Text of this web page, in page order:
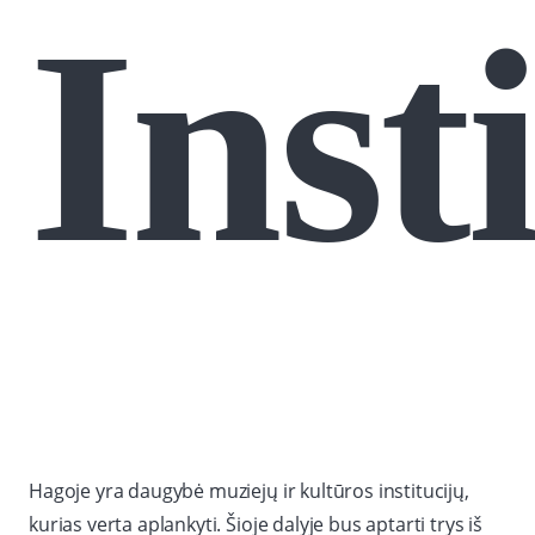
Hagoje yra daugybė muziejų ir kultūros institucijų,
kurias verta aplankyti. Šioje dalyje bus aptarti trys iš